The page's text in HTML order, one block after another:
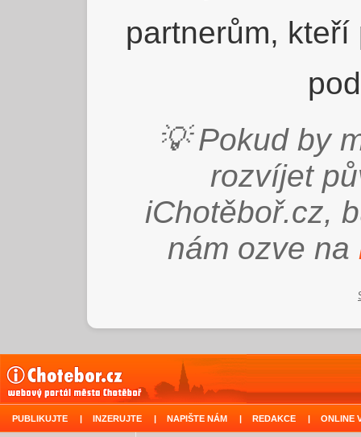
partnerům,
💡 Pokud by
rozvíjet
iChotěboř.cz,
nám ozve na
PUBLIKUJTE | INZERUJTE | NAPIŠTE NÁM | REDAKCE | ONLINE